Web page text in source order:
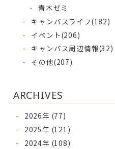
青木ゼミ
キャンパスライフ(182)
イベント(206)
キャンパス周辺情報(32)
その他(207)
ARCHIVES
2026年 (77)
2025年 (121)
2024年 (108)